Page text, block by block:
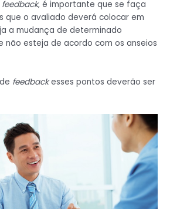
feedback, é importante que se faça
que o avaliado deverá colocar em
a mudança de determinado
não esteja de acordo com os anseios
feedbackesses pontos deverão ser